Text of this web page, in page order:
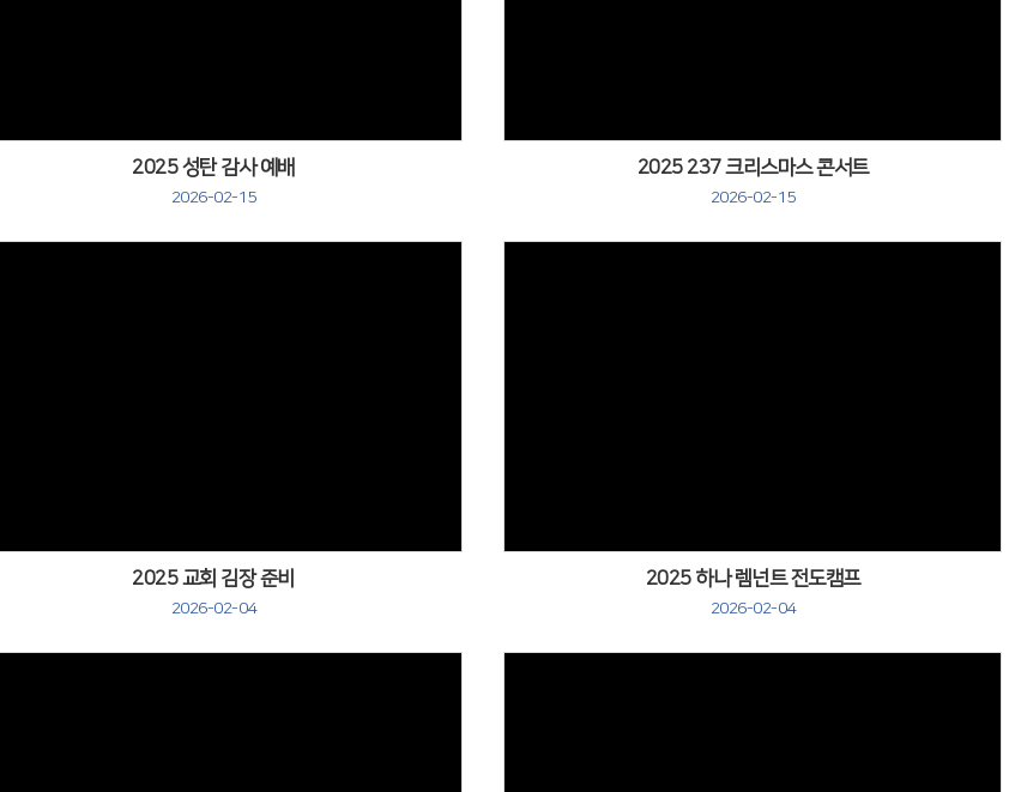
2025 성탄 감사 예배
2026-02-15
2025 237 크리스마스 콘서트
2026-02-15
2025 교회 김장 준비
2026-02-04
2025 하나 렘넌트 전도캠프
2026-02-04